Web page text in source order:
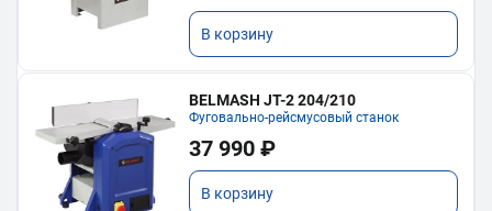
В корзину
BELMASH JT-2 204/210
Фуговально-рейсмусовый станок
37 990 ₽
В корзину